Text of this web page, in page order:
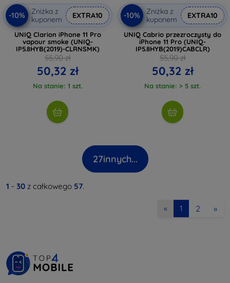
-10%
Zniżka z
kuponem
EXTRA10
UNIQ Clarion iPhone 11 Pro
vapour smoke (UNIQ-
IP5.8HYB(2019)-CLRNSMK)
55,90 zł
50,32 zł
Na stanie: 1 szt.
-10%
Zniżka z
kuponem
EXTRA10
UNIQ Cabrio przezroczysty do
iPhone 11 Pro (UNIQ-
IP5.8HYB(2019)CABCLR)
55,90 zł
50,32 zł
Na stanie: > 5 szt.
27innych...
1 - 30 z całkowego 57.
« 1 2 »